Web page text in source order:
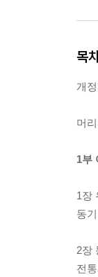
목
개
머
1부
1장
동
2장
전